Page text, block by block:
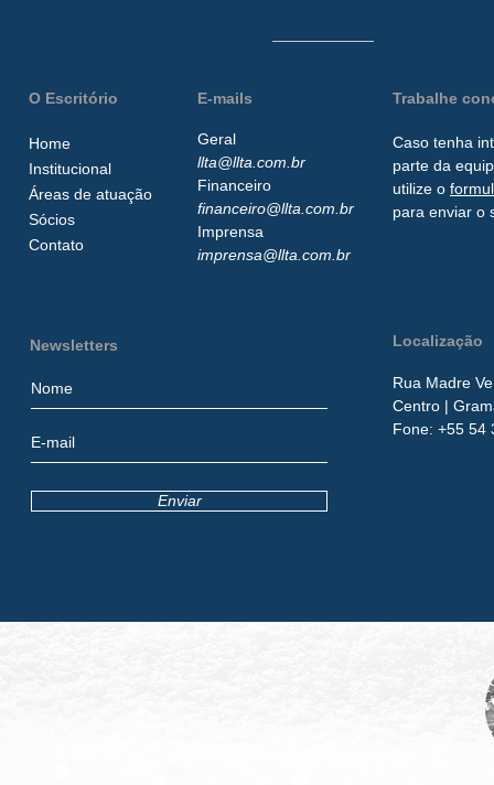
O Escritório
Home
Institucional
Áreas de atuação
Sócios
Contato
E-mails
Geral
llta@llta.com.br
Financeiro
financeiro@llta.com.br
Imprensa
imprensa@llta.com.br
Trabalhe
Caso tenha
parte da
utilize o
para enviar o
Enviar
Newsletters Localização
Rua Madre
Centro |
​Fone: +55 54